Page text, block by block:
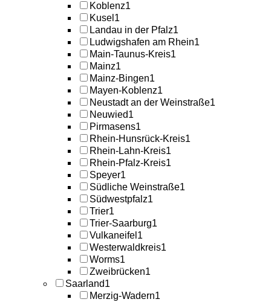
Koblenz1
Kusel 1
Landau in der Pfalz1
Ludwigshafen am Rhein1
Main-Taunus-Kreis1
Mainz1
Mainz-Bingen1
Mayen-Koblenz1
Neustadt an der Weinstraße1
Neuwied1
Pirmasens1
Rhein-Hunsrück-Kreis1
Rhein-Lahn-Kreis1
Rhein-Pfalz-Kreis1
Speyer1
Südliche Weinstraße1
Südwestpfalz1
Trier1
Trier-Saarburg1
Vulkaneifel 1
Westerwaldkreis1
Worms1
Zweibrücken1
Saarland1
Merzig-Wadern1